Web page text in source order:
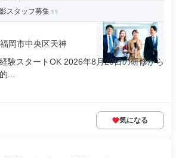
スタッフ募集
岡市中央区天神
験スタートOK 2026年8月20日の研修から
...
気になる